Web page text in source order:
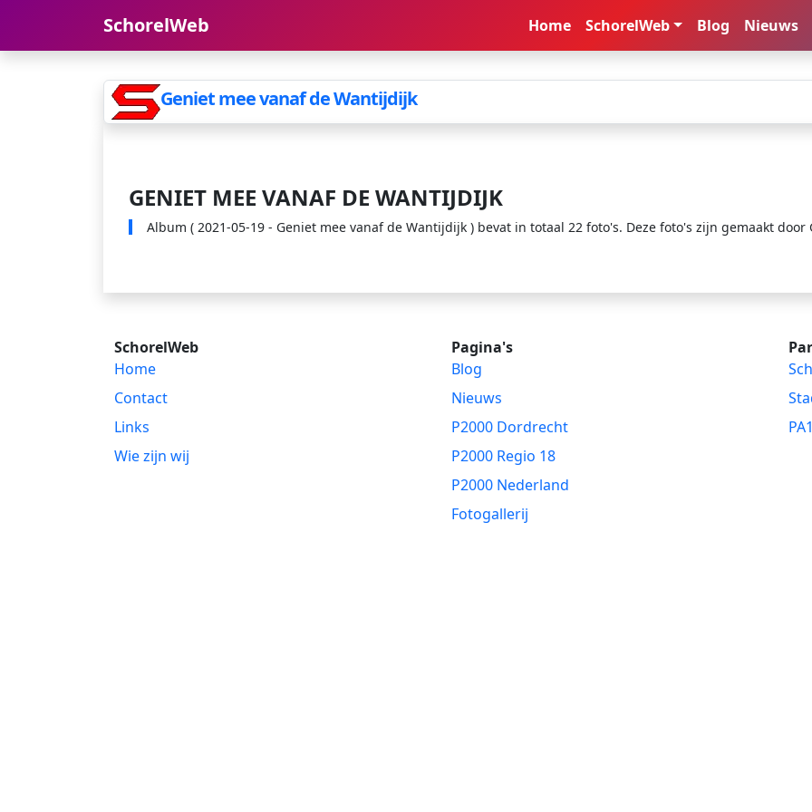
SchorelWeb Home SchorelWeb Blog Nieuws
Geniet mee vanaf de Wantijdijk
GENIET MEE VANAF DE WANTIJDIJK
Album ( 2021-05-19 - Geniet mee vanaf de Wantijdijk ) bevat in totaal 22 foto's. Deze foto's zijn gemaakt door
SchorelWeb
Home
Contact
Links
Wie zijn wij
Pagina's
Blog
Nieuws
P2000 Dordrecht
P2000 Regio 18
P2000 Nederland
Fotogallerij